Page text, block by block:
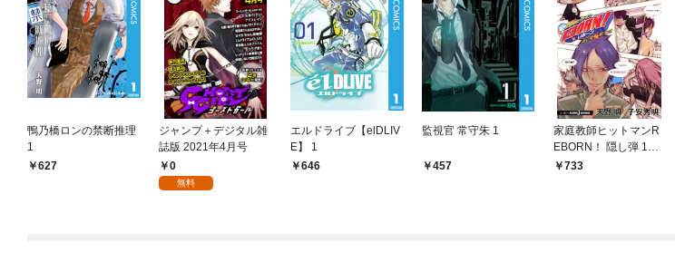
鴨乃橋ロンの禁断推理
1
627
ジャンプ＋デジタル雑
誌版 2021年4月号
0
無料
エルドライブ【elDLIV
E】 1
646
監視官 常守朱 1
457
家庭教師ヒットマンR
EBORN！ 隠し弾 1
骸・幻想
733